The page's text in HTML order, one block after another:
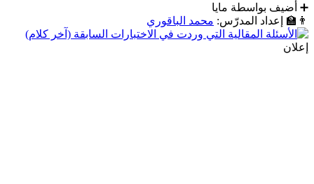
➕
أضيف بواسطة مايا
👨‍🏫
إعداد المدرّس: محمد الباقوري
إعلان